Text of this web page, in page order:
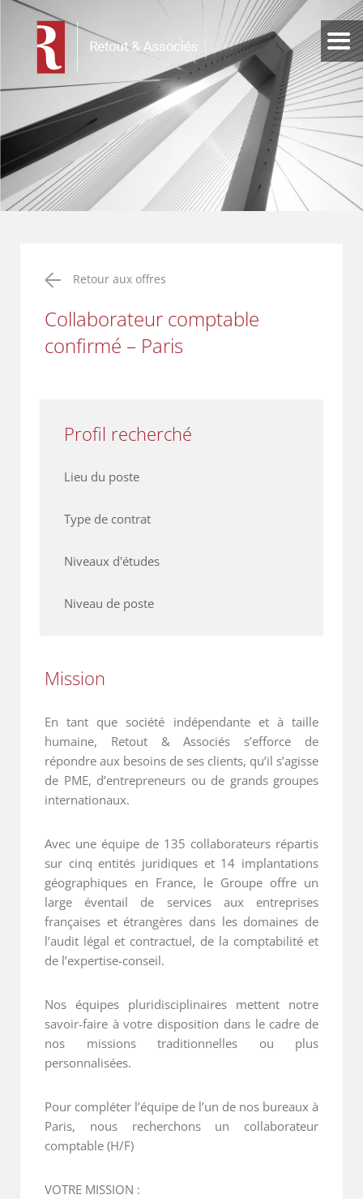
Retour aux offres
Collaborateur comptable
confirmé – Paris
Profil recherché
Lieu du poste
Type de contrat
Niveaux d'études
Niveau de poste
Mission
En tant que société indépendante et à taille
humaine, Retout & Associés s’efforce de
répondre aux besoins de ses clients, qu’il s’agisse
de PME, d’entrepreneurs ou de grands groupes
internationaux.
Avec une équipe de 135 collaborateurs répartis
sur cinq entités juridiques et 14 implantations
géographiques en France, le Groupe offre un
large éventail de services aux entreprises
françaises et étrangères dans les domaines de
l’audit légal et contractuel, de la comptabilité et
de l’expertise-conseil.
Nos équipes pluridisciplinaires mettent notre
savoir-faire à votre disposition dans le cadre de
nos missions traditionnelles ou plus
personnalisées.
Pour compléter l’équipe de l’un de nos bureaux à
Paris, nous recherchons un collaborateur
comptable (H/F)
VOTRE MISSION :